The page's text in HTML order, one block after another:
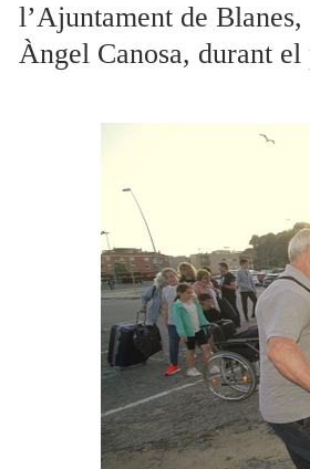
l’Ajuntament de
Àngel Canosa, durant